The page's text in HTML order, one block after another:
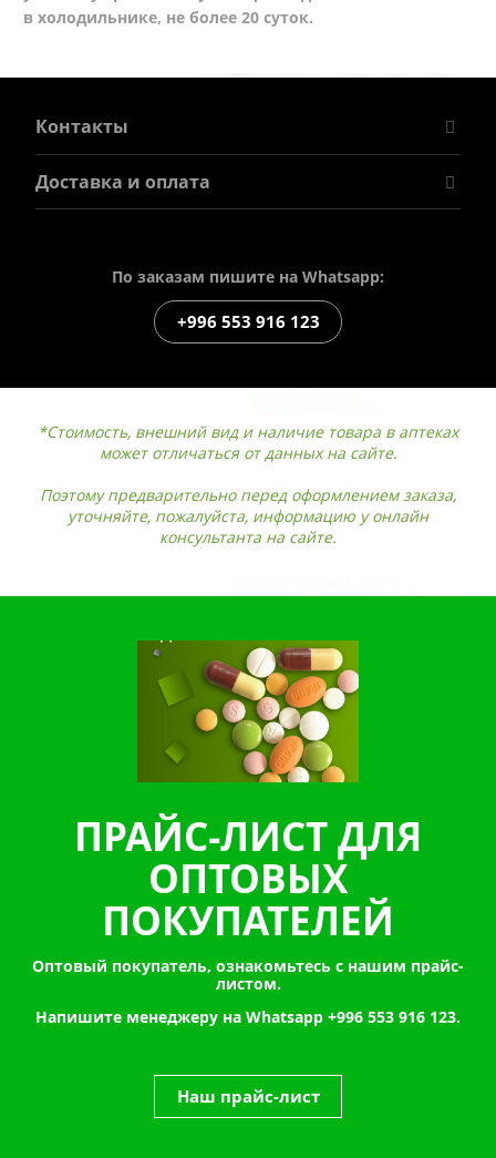
в холодильнике, не более 20 суток.
Контакты
Доставка и оплата
По заказам пишите на Whatsapp:
+996 553 916 123
*Стоимость, внешний вид и наличие товара в аптеках
может отличаться от данных на сайте.
Поэтому предварительно перед оформлением заказа,
уточняйте, пожалуйста, информацию у онлайн
консультанта на сайте.
ПРАЙС-ЛИСТ ДЛЯ
ОПТОВЫХ
ПОКУПАТЕЛЕЙ
Оптовый покупатель, ознакомьтесь с нашим прайс-
листом.
Напишите менеджеру на Whatsapp +996 553 916 123.
Наш прайс-лист